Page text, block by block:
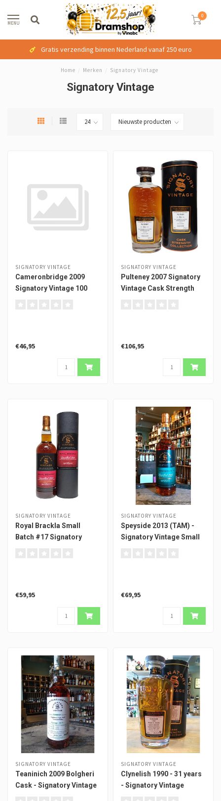
MENU
0
Gratis verzending binnen Nederland vanaf 250 euro
Home Merken Signatory Vintage
Signatory Vintage
SIGNATORY VINTAGE
Cameronbridge 2009
Signatory Vintage 100
€46,95
SIGNATORY VINTAGE
Pulteney 2007 Signatory
Vintage Cask Strength
€106,95
SIGNATORY VINTAGE
Royal Brackla Small
Batch #17 Signatory
€59,95
SIGNATORY VINTAGE
Speyside 2013 (TAM) -
Signatory Vintage Small
€69,95
SIGNATORY VINTAGE
Teaninich 2009 Bolgheri
Cask - Signatory Vintage
SIGNATORY VINTAGE
Clynelish 1990 - 31 years
- Signatory Vintage